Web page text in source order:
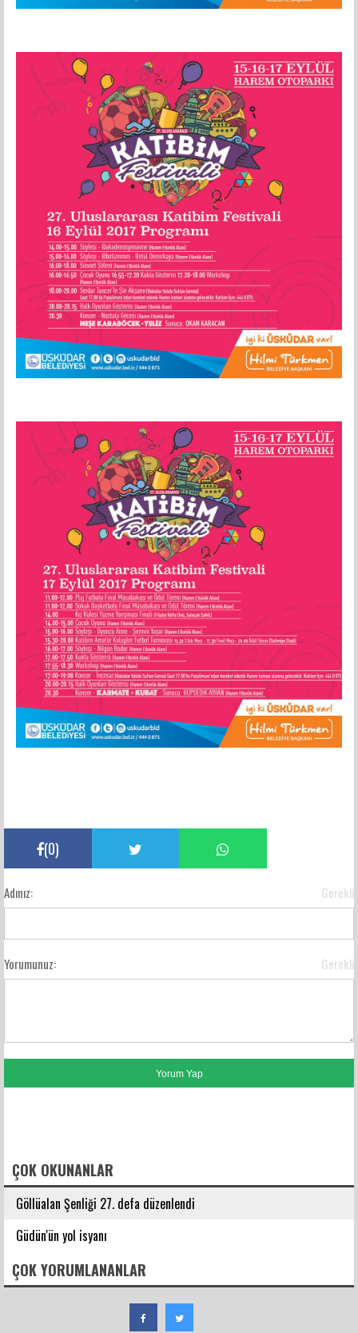
(0)
Adınız: Gerekli
Yorumunuz: Gerekli
ÇOK OKUNANLAR
Göllüalan Şenliği 27. defa düzenlendi
Güdün'ün yol isyanı
ÇOK YORUMLANANLAR